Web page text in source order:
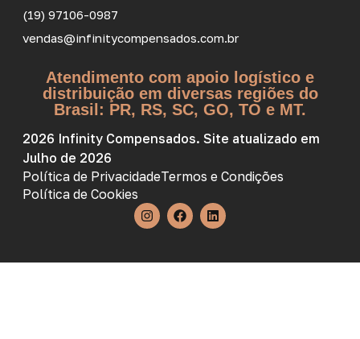
(19) 97106-0987
vendas@infinitycompensados.com.br
Atendimento com apoio logístico e
distribuição em diversas regiões do
Brasil: PR, RS, SC, GO, TO e MT.
2026 Infinity Compensados. Site atualizado em
Julho de 2026
Política de PrivacidadeTermos e Condições
Política de Cookies